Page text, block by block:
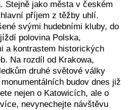
Stejně jako města v českém
příjem z těžby uhlí.
svými hudebními kluby, do
polovina Polska,
a kontrastem historických
Na rozdíl od Krakowa,
druhé světové války
budov dnes již
nejen o Katowicích, ale o
nevynechejte návštěvu